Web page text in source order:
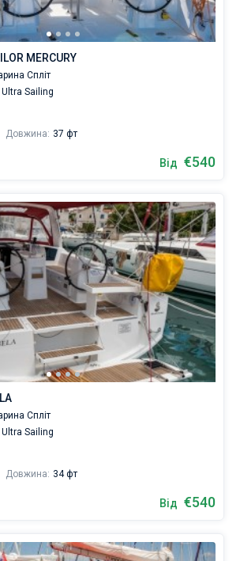
MERCURY
Спліт
Ultra Sailing
Довжина: 37 фт
Від €540
Спліт
Ultra Sailing
Довжина: 34 фт
Від €540
шкіпера
Показати результати(203)